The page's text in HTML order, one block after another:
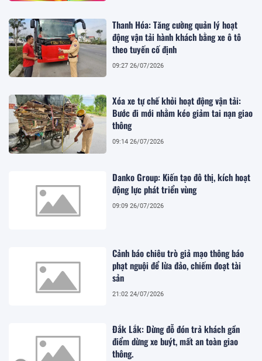
Thanh Hóa: Tăng cường quản lý hoạt
động vận tải hành khách bằng xe ô tô
theo tuyến cố định
09:27 26/07/2026
Xóa xe tự chế khỏi hoạt động vận tải:
Bước đi mới nhằm kéo giảm tai nạn giao
thông
09:14 26/07/2026
Danko Group: Kiến tạo đô thị, kích hoạt
động lực phát triển vùng
09:09 26/07/2026
Cảnh báo chiêu trò giả mạo thông báo
phạt nguội để lừa đảo, chiếm đoạt tài
sản
21:02 24/07/2026
Đắk Lắk: Dừng đỗ đón trả khách gần
điểm dừng xe buýt, mất an toàn giao
thông.